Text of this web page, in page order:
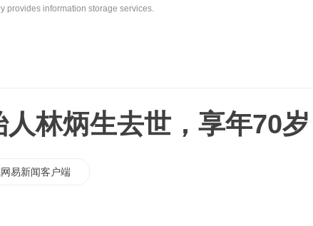
provides information storage services.
林炳生去世，享年70岁
易新闻客户端